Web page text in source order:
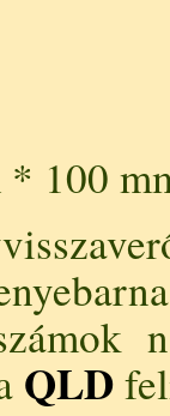
* 100
QLD